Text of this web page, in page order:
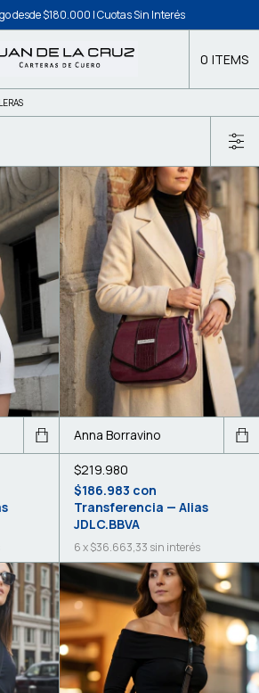
desde $180.000 | Cuotas Sin Interés
0 ITEMS
Anna Borravino
$219.980
$186.983 con
Transferencia — Alias
JDLC.BBVA
6x$36.663,33 sin interés